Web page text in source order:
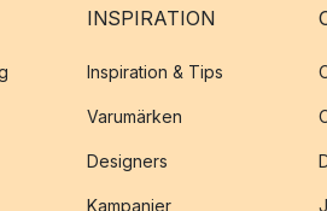
INSPIRATION
Inspiration & Tips
Varumärken
Designers
Kampanjer